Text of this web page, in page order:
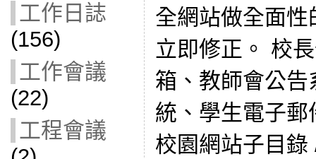
工作日誌
(156)
工作會議
(22)
工程會議
全網站做全面
立即修正。 校
箱、教師會公
統、學生電子
校園網站子目